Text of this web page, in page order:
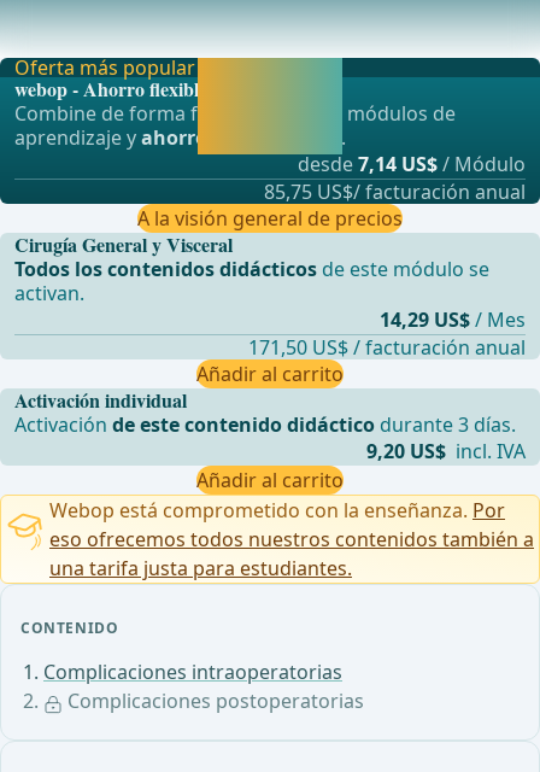
CONTENIDO
Complicaciones intraoperatorias
Complicaciones postoperatorias
Hemorragia postoperatoriaComplicaciones de la mallaLas
complicaciones de la malla, como las erosion
Activación individual
Activaciónde este contenido didáctico durante 3 días.
9,20 US$ incl. IVA
Añadir al carrito
Oferta más popular
webop - Ahorro flexible
Combine de forma flexible nuestros módulos de
aprendizaje yahorre hasta un 50% .
desde7,14 US$/ Módulo
85,75 US$/ facturación anual
A la visión general de precios
Cirugía General y Visceral
Todos los contenidos didácticos de este módulo se
activan.
14,29 US$/ Mes
171,50 US$ / facturación anual
Añadir al carrito
Webop está comprometido con la enseñanza. Por
eso ofrecemos todos nuestros contenidos también a
una tarifa justa para estudiantes.